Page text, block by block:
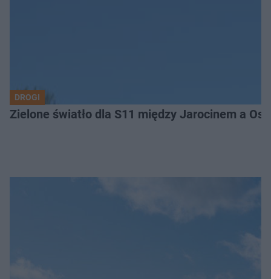
DROGI
Zielone światło dla S11 między Jarocinem a